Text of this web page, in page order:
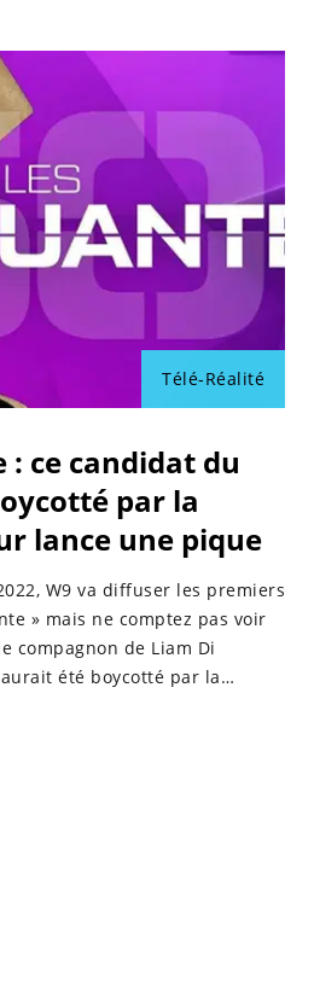
Télé-Réalité
: ce candidat du
par la
lance une pique
W9 va diffuser les premiers
» mais ne comptez pas voir
compagnon de Liam Di
été boycotté par la